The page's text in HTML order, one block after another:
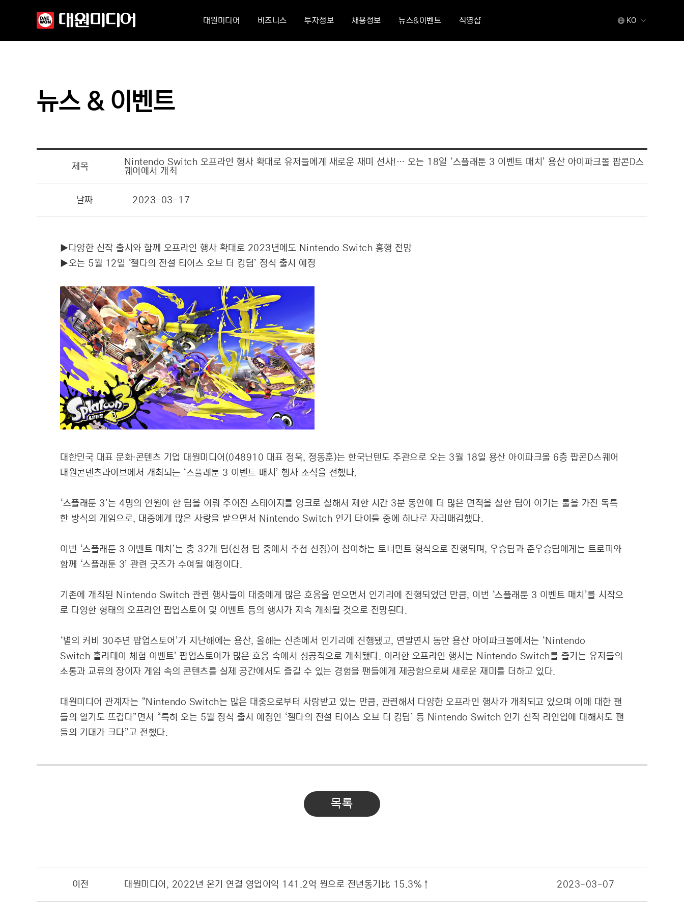
대원미디어 비즈니스 투자정보 채용정보 뉴스&이벤트 직영샵 KO
뉴스 & 이벤트
제목
Nintendo Switch 오프라인 행사 확대로 유저들에게 새로운 재미 선사!… 오는 18일 ‘스플래툰 3 이벤트 매치’ 용산 아이파크몰 팝콘D스
퀘어에서 개최
날짜 2023-03-17
▶다양한 신작 출시와 함께 오프라인 행사 확대로 2023년에도 Nintendo Switch 흥행 전망
▶오는 5월 12일 ‘젤다의 전설 티어스 오브 더 킹덤’ 정식 출시 예정
대한민국 대표 문화∙콘텐츠 기업 대원미디어(048910 대표 정욱, 정동훈)는 한국닌텐도 주관으로 오는 3월 18일 용산 아이파크몰 6층 팝콘D스퀘어
대원콘텐츠라이브에서 개최되는 ‘스플래툰 3 이벤트 매치’ 행사 소식을 전했다.
‘스플래툰 3’는 4명의 인원이 한 팀을 이뤄 주어진 스테이지를 잉크로 칠해서 제한 시간 3분 동안에 더 많은 면적을 칠한 팀이 이기는 룰을 가진 독특
한 방식의 게임으로, 대중에게 많은 사랑을 받으면서 Nintendo Switch 인기 타이틀 중에 하나로 자리매김했다.
이번 ‘스플래툰 3 이벤트 매치’는 총 32개 팀(신청 팀 중에서 추첨 선정)이 참여하는 토너먼트 형식으로 진행되며, 우승팀과 준우승팀에게는 트로피와
함께 ‘스플래툰 3’ 관련 굿즈가 수여될 예정이다.
기존에 개최된 Nintendo Switch 관련 행사들이 대중에게 많은 호응을 얻으면서 인기리에 진행되었던 만큼, 이번 ‘스플래툰 3 이벤트 매치’를 시작으
로 다양한 형태의 오프라인 팝업스토어 및 이벤트 등의 행사가 지속 개최될 것으로 전망된다.
‘별의 커비 30주년 팝업스토어’가 지난해에는 용산, 올해는 신촌에서 인기리에 진행됐고, 연말연시 동안 용산 아이파크몰에서는 ‘Nintendo
Switch 홀리데이 체험 이벤트’ 팝업스토어가 많은 호응 속에서 성공적으로 개최됐다. 이러한 오프라인 행사는 Nintendo Switch를 즐기는 유저들의
소통과 교류의 장이자 게임 속의 콘텐츠를 실제 공간에서도 즐길 수 있는 경험을 팬들에게 제공함으로써 새로운 재미를 더하고 있다.
대원미디어 관계자는 “Nintendo Switch는 많은 대중으로부터 사랑받고 있는 만큼, 관련해서 다양한 오프라인 행사가 개최되고 있으며 이에 대한 팬
들의 열기도 뜨겁다”면서 “특히 오는 5월 정식 출시 예정인 ‘젤다의 전설 티어스 오브 더 킹덤’ 등 Nintendo Switch 인기 신작 라인업에 대해서도 팬
들의 기대가 크다”고 전했다.
목록
이전 대원미디어, 2022년 온기 연결 영업이익 141.2억 원으로 전년동기比 15.3%↑ 2023-03-07